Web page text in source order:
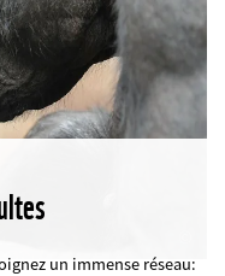
un immense réseau: